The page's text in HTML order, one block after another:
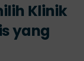
Klinik
yang